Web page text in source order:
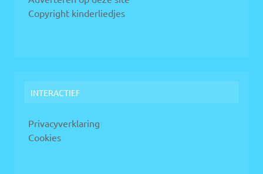
Copyright kinderliedjes
INTERACTIEF
Privacyverklaring
Cookies